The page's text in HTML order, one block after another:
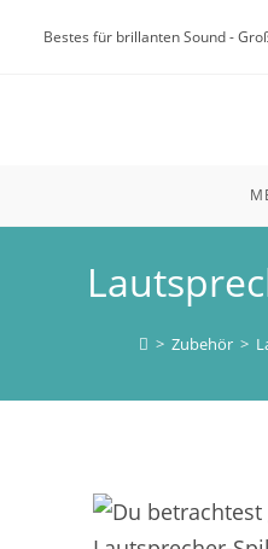
InhaltBestes für brillanten Sound -
> Zubehör >